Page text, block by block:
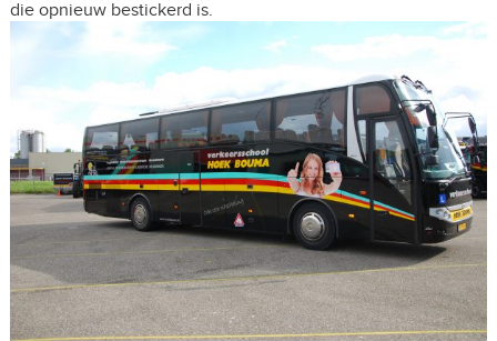
die opnieuw bestickerd is.